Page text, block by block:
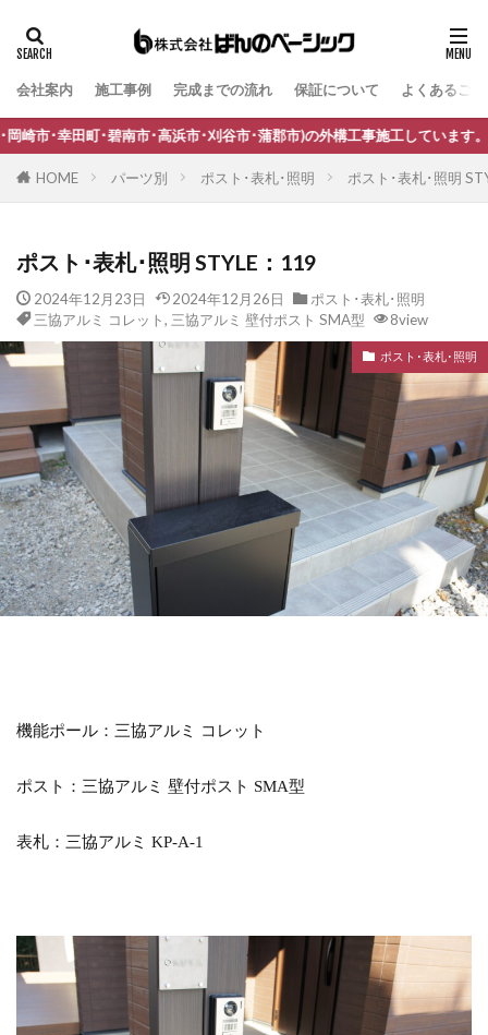
会社案内 施工事例 完成までの流れ 保証について よくあるご
･高浜市･刈谷市･蒲郡市)の外構工事施工しています。
HOME パーツ別 ポスト･表札･照明 ポスト･表札･照明
ポスト･表札･照明 STYLE：119
2024年12月23日 2024年12月26日
ポスト･表札･照明
三協アルミ コレット, 三協アルミ 壁付ポスト SMA型 8view
ポスト･表札･照明
機能ポール：三協アルミ コレット
ポスト：三協アルミ 壁付ポスト SMA型
表札：三協アルミ KP-A-1
タグ
B-Life.s Bウッドスタイル
B-Life.s ジョグストーン
B-Life.s ロートアイアンサイン
Dea's Garden A-07
Dea'sGarden アルモ
Dea'sGarden アンジュ
Dea'sGarden カンナミニ
Dea'sGarden スタッコU
Dea'sGarden ディーズシェッド カンナ
Dea'sGarden プロバンス
Dea'sGarden ポーチ
ECOMOC エコモックフェンス
Kターフ
LIXIL アーキフィールド
LIXIL アーキフラン
LIXIL アクシィ1型
LIXIL アクシィ2型
LIXIL アメリカンフェンス
LIXIL アルファベットサイン
LIXIL アルメッシュフェンス
LIXIL ウィンスリーポート
LIXIL ウォールスクリーン
LIXIL エススライド
LIXIL ガーデンルームGF
LIXIL グレイスランド
LIXIL コートラインⅡ
LIXIL スマート宅配ポスト
LIXIL デザイナーズパーツ 枕木材
LIXIL ネクストポスト
LIXIL ネスカ